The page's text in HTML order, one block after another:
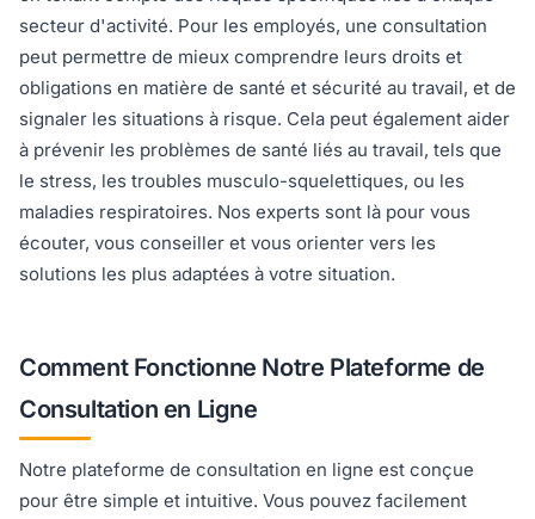
secteur d'activité. Pour les employés, une consultation
peut permettre de mieux comprendre leurs droits et
obligations en matière de santé et sécurité au travail, et de
signaler les situations à risque. Cela peut également aider
à prévenir les problèmes de santé liés au travail, tels que
le stress, les troubles musculo-squelettiques, ou les
maladies respiratoires. Nos experts sont là pour vous
écouter, vous conseiller et vous orienter vers les
solutions les plus adaptées à votre situation.
Comment Fonctionne Notre Plateforme de
Consultation en Ligne
Notre plateforme de consultation en ligne est conçue
pour être simple et intuitive. Vous pouvez facilement